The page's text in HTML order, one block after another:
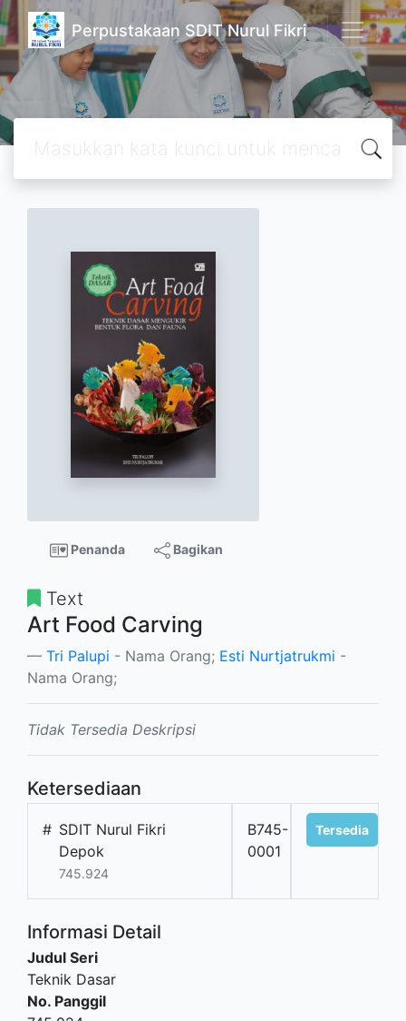
Perpustakaan SDIT Nurul Fikri
Penanda Bagikan
Text
Art Food Carving
Tri Palupi - Nama Orang; Esti Nurtjatrukmi -
Nama Orang;
Tidak Tersedia Deskripsi
Ketersediaan
# SDIT Nurul Fikri
Depok
745.924
B745-
0001
Tersedia
Informasi Detail
Judul Seri
Teknik Dasar
No. Panggil